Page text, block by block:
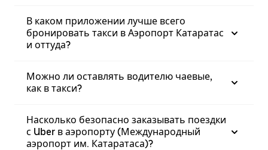
В каком приложении лучше всего
бронировать такси в Аэропорт Катаратас
и оттуда?
Можно ли оставлять водителю чаевые,
как в такси?
Насколько безопасно заказывать поездки
с Uber в аэропорту (Международный
аэропорт им. Катаратаса)?